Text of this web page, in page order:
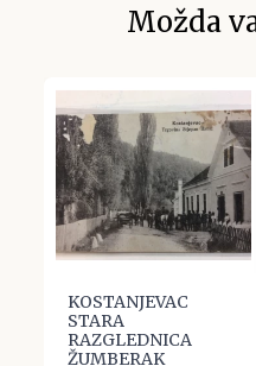
Možda
KOSTANJEVAC
STARA
RAZGLEDNICA
ŽUMBERAK